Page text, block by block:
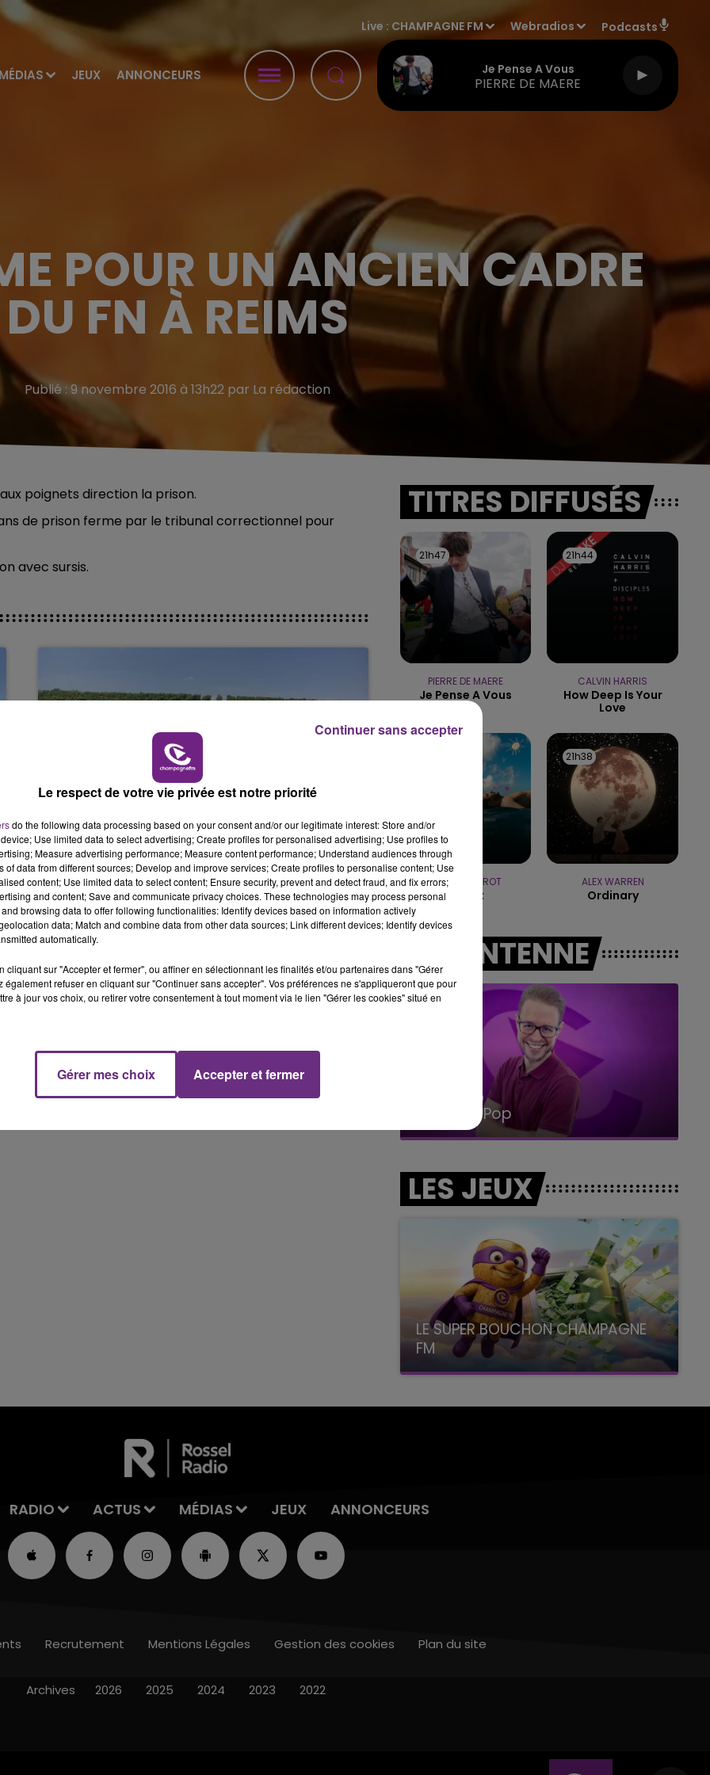
MÉDIAS JEUX ANNONCEURS
Live : CHAMPAGNE FM Webradios Podcasts
Je Pense A Vous
PIERRE DE MAERE
10h00 - 14h00
LE TICKET DE CAISSE
POUR UN ANCIEN CADRE
DU FN À REIMS
Publié : 9 novembre 2016 à 13h22 par La rédaction
poignets direction la prison.
de prison ferme par le tribunal correctionnel pour
avec sursis.
L'INSPECTION DU TRAVAIL RAPPELLE À
L'ORDRE SUR LES CONDITIONS DE...
Alors que les dates de début des vendange
2026 s'est avéré être plus précoce que prévu,
l'inspection du Travail en profite pour rappeler
les conditions de...
TITRES DIFFUSÉS
21h47
21h47
PIERRE DE MAERE
Je Pense A Vous
21h44
21h44
CALVIN HARRIS
How Deep Is Your
Love
JEREMY FREROT
Frerot
21h38
21h38
ALEX WARREN
Ordinary
A L'ANTENNE
10h00 - 14h00 14h00 - 15h00
La Radio Pop
LES JEUX
LE SUPER BOUCHON CHAMPAGNE
FM
avec La Famille Champagne FM, à 8H10
RADIO ACTUS MÉDIAS JEUX ANNONCEURS
Recrutement Mentions Légales Gestion des cookies Plan du site
Archives 2026 2025 2024 2023 2022
Le respect de votre vie privée est notre priorité
do the following data processing based on your consent and/or our legitimate interest: Store and/or
Use limited data to select advertising; Create profiles for personalised advertising; Use profiles to
Measure advertising performance; Measure content performance; Understand audiences through
of data from different sources; Develop and improve services; Create profiles to personalise content; Use
content; Use limited data to select content; Ensure security, prevent and detect fraud, and fix errors;
and content; Save and communicate privacy choices. These technologies may process personal
browsing data to offer following functionalities: Identify devices based on information actively
data; Match and combine data from other data sources; Link different devices; Identify devices
automatically.
cliquant sur "Accepter et fermer", ou affiner en sélectionnant les finalités et/ou partenaires dans "Gérer
également refuser en cliquant sur "Continuer sans accepter". Vos préférences ne s'appliqueront que pour
à jour vos choix, ou retirer votre consentement à tout moment via le lien "Gérer les cookies" situé en
Gérer mes choix Accepter et fermer
Continuer sans accepter